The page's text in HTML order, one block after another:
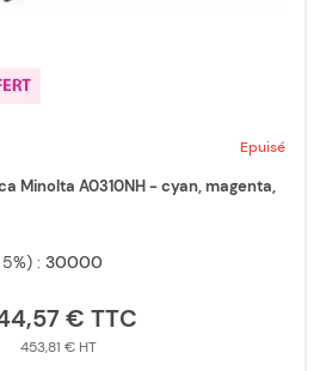
Epuisé
Minolta A0310NH - cyan, magenta,
: 30000
€
453,81 €